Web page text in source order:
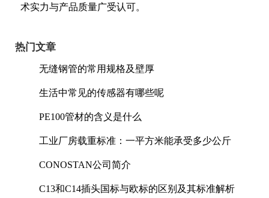
术实力与产品质量广受认可。
热门文章
无缝钢管的常用规格及壁厚
生活中常见的传感器有哪些呢
PE100管材的含义是什么
工业厂房载重标准：一平方米能承受多少公斤
CONOSTAN公司简介
C13和C14插头国标与欧标的区别及其标准解析